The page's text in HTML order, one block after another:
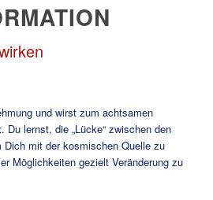
und wirst zum achtsamen
Du lernst, die „Lücke“ zwischen den
mit der kosmischen Quelle zu
Möglichkeiten gezielt Veränderung zu